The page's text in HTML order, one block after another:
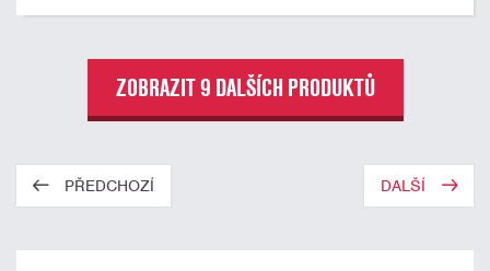
ZOBRAZIT 9 DALŠÍCH PRODUKTŮ
PŘEDCHOZÍ DALŠÍ